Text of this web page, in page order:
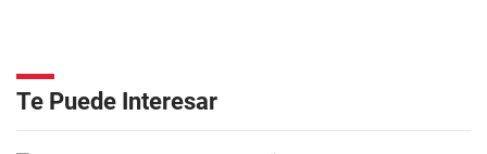
Te Puede Interesar